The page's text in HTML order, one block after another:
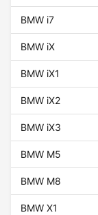
BMW i7
BMW iX
BMW iX1
BMW iX2
BMW iX3
BMW M5
BMW M8
BMW X1